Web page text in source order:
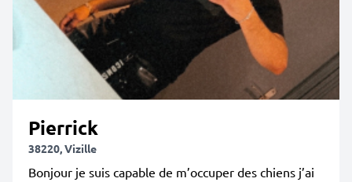
Pierrick
38220, Vizille
Bonjour je suis capable de m’occuper des chiens j’ai